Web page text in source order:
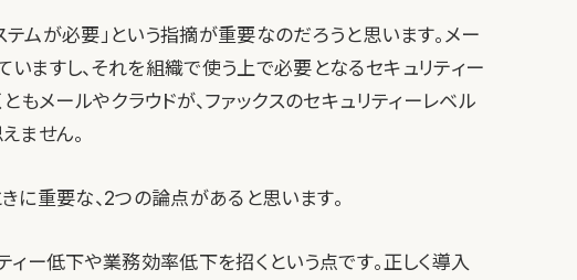
ムが必要」という指摘が重要なのだろうと思います。メー
ますし、それを組織で使う上で必要となるセキュリティー
もメールやクラウドが、ファックスのセキュリティーレベル
ません。
に重要な、2つの論点があると思います。
ー低下や業務効率低下を招くという点です。正しく導入